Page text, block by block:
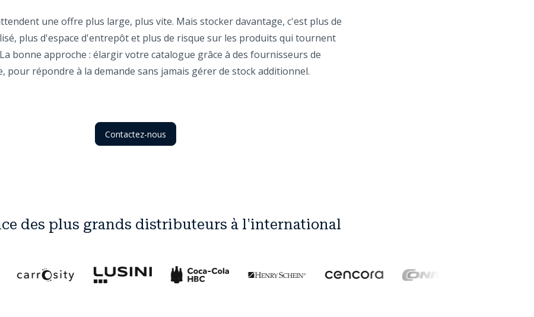
une offre plus large, plus vite. Mais stocker davantage, c'est plus de
plus d'espace d'entrepôt et plus de risque sur les produits qui tournent
bonne approche : élargir votre catalogue grâce à des fournisseurs de
pour répondre à la demande sans jamais gérer de stock additionnel.
Contactez-nous
des plus grands distributeurs à l'international